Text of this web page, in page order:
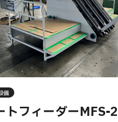
備
トフィーダーMFS-